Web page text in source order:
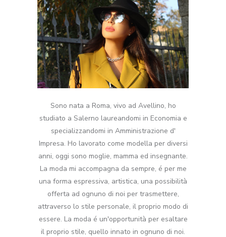
Sono nata a Roma, vivo ad Avellino, ho
studiato a Salerno laureandomi in Economia e
specializzandomi in Amministrazione d'
Impresa. Ho lavorato come modella per diversi
anni, oggi sono moglie, mamma ed insegnante.
La moda mi accompagna da sempre, é per me
una forma espressiva, artistica, una possibilità
offerta ad ognuno di noi per trasmettere,
attraverso lo stile personale, il proprio modo di
essere. La moda é un'opportunità per esaltare
il proprio stile, quello innato in ognuno di noi.